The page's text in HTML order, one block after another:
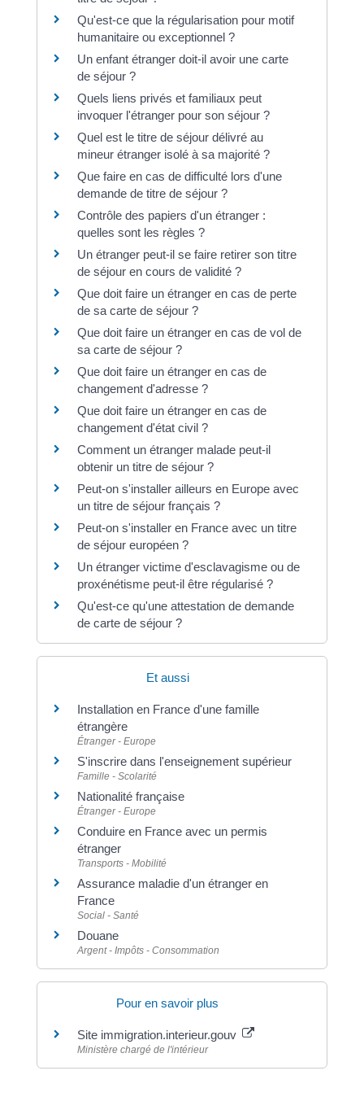
Qu'est-ce que la régularisation pour motif
humanitaire ou exceptionnel ?
Un enfant étranger doit-il avoir une carte
de séjour ?
Quels liens privés et familiaux peut
invoquer l'étranger pour son séjour ?
Quel est le titre de séjour délivré au
mineur étranger isolé à sa majorité ?
Que faire en cas de difficulté lors d'une
demande de titre de séjour ?
Contrôle des papiers d'un étranger :
quelles sont les règles ?
Un étranger peut-il se faire retirer son titre
de séjour en cours de validité ?
Que doit faire un étranger en cas de perte
de sa carte de séjour ?
Que doit faire un étranger en cas de vol de
sa carte de séjour ?
Que doit faire un étranger en cas de
changement d'adresse ?
Que doit faire un étranger en cas de
changement d'état civil ?
Comment un étranger malade peut-il
obtenir un titre de séjour ?
Peut-on s'installer ailleurs en Europe avec
un titre de séjour français ?
Peut-on s'installer en France avec un titre
de séjour européen ?
Un étranger victime d'esclavagisme ou de
proxénétisme peut-il être régularisé ?
Qu'est-ce qu'une attestation de demande
de carte de séjour ?
Et aussi
Installation en France d'une famille
étrangère
Étranger - Europe
S'inscrire dans l'enseignement supérieur
Famille - Scolarité
Nationalité française
Étranger - Europe
Conduire en France avec un permis
étranger
Transports - Mobilité
Assurance maladie d'un étranger en
France
Social - Santé
Douane
Argent - Impôts - Consommation
Pour en savoir plus
Site immigration.interieur.gouv
Ministère chargé de l'intérieur